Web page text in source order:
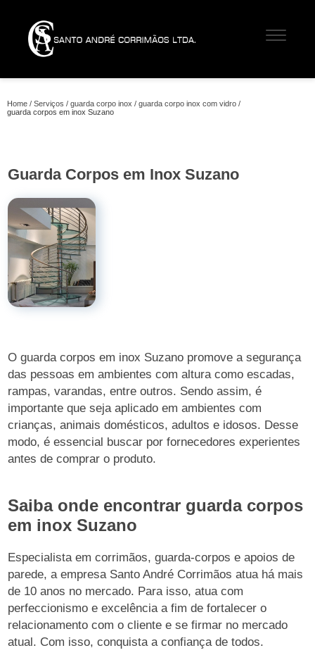
Home Serviços guarda corpo inox
guarda corpo inox com vidro
guarda corpos em inox Suzano
Guarda Corpos em Inox Suzano
O guarda corpos em inox Suzano promove a segurança
das pessoas em ambientes com altura como escadas,
rampas, varandas, entre outros. Sendo assim, é
importante que seja aplicado em ambientes com
crianças, animais domésticos, adultos e idosos. Desse
modo, é essencial buscar por fornecedores experientes
antes de comprar o produto.
Saiba onde encontrar guarda corpos
em inox Suzano
Especialista em corrimãos, guarda-corpos e apoios de
parede, a empresa Santo André Corrimãos atua há mais
de 10 anos no mercado. Para isso, atua com
perfeccionismo e excelência a fim de fortalecer o
relacionamento com o cliente e se firmar no mercado
atual. Com isso, conquista a confiança de todos.